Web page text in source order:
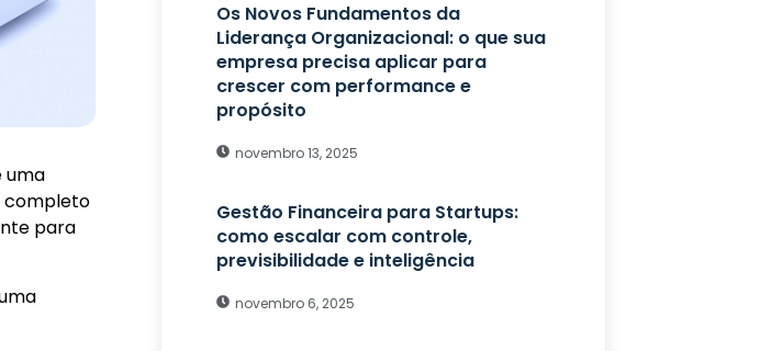
uma
completo
para
Os Novos Fundamentos da
Liderança Organizacional: o que sua
empresa precisa aplicar para
crescer com performance e
propósito
novembro 13, 2025
Gestão Financeira para Startups:
como escalar com controle,
previsibilidade e inteligência
novembro 6, 2025